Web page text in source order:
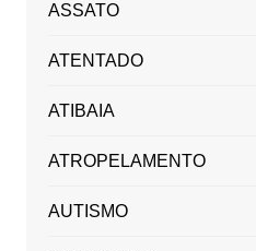
ASSATO
ATENTADO
ATIBAIA
ATROPELAMENTO
AUTISMO